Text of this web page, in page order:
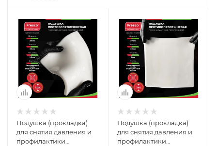
Подушка (прокладка)
для снятия давления и
профилактики
Подушка (прокладка)
для снятия давления и
профилактики